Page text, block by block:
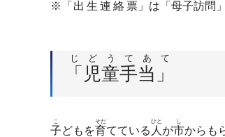
※「 出生連絡票 」は「 母子訪問
「児童手当」
じどうてあて
子
こ
どもを育
そだ
てている 人
ひと
が市
し
からも